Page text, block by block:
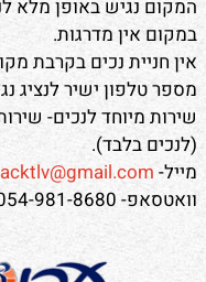
המקום נגיש באופן מלא
במקום אין מדרגות.
אין חניית נכים בקרבת
מספר טלפון ישיר לנציג נגישות:
שירות מיוחד לנכים-
(לנכים בלבד).
מייל-
וואטסאפ- 054-981-8680